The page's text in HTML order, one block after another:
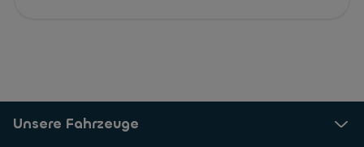
Unsere Fahrzeuge